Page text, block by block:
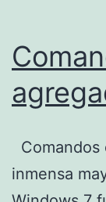
Comandos
inmensa